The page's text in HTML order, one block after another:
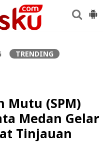
TRENDING
Mutu (SPM)
Medan Gelar
Tinjauan